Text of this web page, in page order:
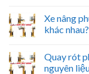
Xe nâng
khác nhau?
Quay rót
nguyên